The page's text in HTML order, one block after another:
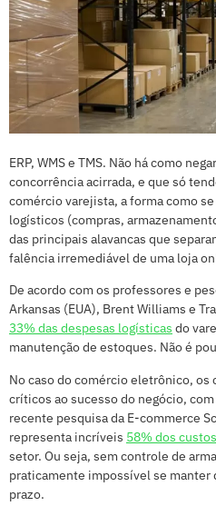
ERP, WMS e TMS. Não há como
concorrência acirrada, e que só
comércio varejista, a forma como
logísticos (compras,
das principais alavancas que
falência irremediável de uma loja
De acordo com os professores e
Arkansas (EUA), Brent Williams e
33% das despesas logísticas do
manutenção de estoques. Não é
No caso do comércio eletrônico, os
críticos ao sucesso do negócio,
recente pesquisa da E-commerce
representa incríveis 58% dos custos
setor. Ou seja, sem controle de
praticamente impossível se manter
prazo.